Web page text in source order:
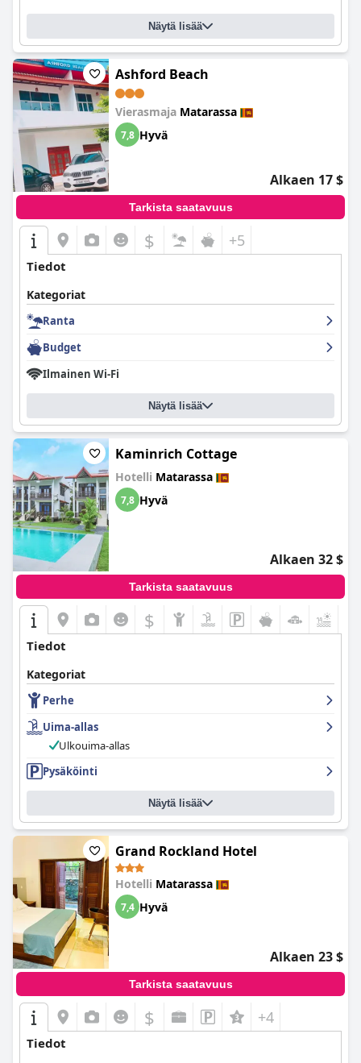
Näytä lisää
Ashford Beach
Vierasmaja Matarassa
7,8 Hyvä
Alkaen 17 $
Tarkista saatavuus
$ +5
Tiedot
Kategoriat
Ranta
Budget
Ilmainen Wi-Fi
Näytä lisää
Kaminrich Cottage
Hotelli Matarassa
7,8 Hyvä
Alkaen 32 $
Tarkista saatavuus
$
Tiedot
Kategoriat
Perhe
Uima-allas
Ulkouima-allas
Pysäköinti
Näytä lisää
Grand Rockland Hotel
Hotelli Matarassa
7,4 Hyvä
Alkaen 23 $
Tarkista saatavuus
$ +4
Tiedot